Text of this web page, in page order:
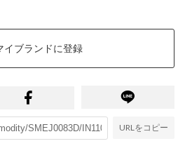
イブランドに登録
URLをコピー